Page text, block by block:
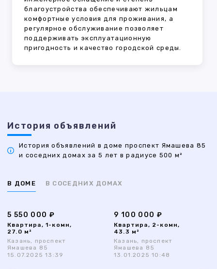
благоустройства обеспечивают жильцам
комфортные условия для проживания, а
регулярное обслуживание позволяет
поддерживать эксплуатационную
пригодность и качество городской среды.
История объявлений
История объявлений в доме проспект Ямашева 85
и соседних домах за 5 лет в радиусе 500 м²
В ДОМЕ В СОСЕДНИХ ДОМАХ
5 550 000 ₽
Квартира, 1-комн,
27.0 м²
Казань, проспект
Ямашева 85
15.07.2025 13:39
9 100 000 ₽
Квартира, 2-комн,
43.3 м²
Казань, проспект
Ямашева 85
13.01.2025 10:48